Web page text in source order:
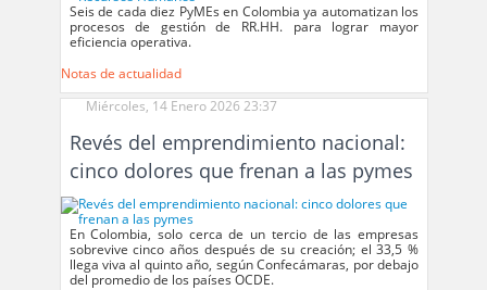
Seis de cada diez PyMEs en Colombia ya automatizan los
procesos de gestión de RR.HH. para lograr mayor
eficiencia operativa.
Notas de actualidad
Miércoles, 14 Enero 2026 23:37
Revés del emprendimiento nacional:
cinco dolores que frenan a las pymes
En Colombia, solo cerca de un tercio de las empresas
sobrevive cinco años después de su creación; el 33,5 %
llega viva al quinto año, según Confecámaras, por debajo
del promedio de los países OCDE.